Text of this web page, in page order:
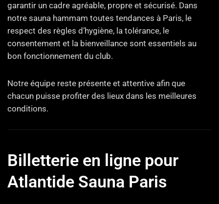
garantir un cadre agréable, propre et sécurisé. Dans
notre sauna hammam toutes tendances à Paris, le
respect des règles d’hygiène, la tolérance, le
consentement et la bienveillance sont essentiels au
bon fonctionnement du club.
Notre équipe reste présente et attentive afin que
chacun puisse profiter des lieux dans les meilleures
conditions.
Billetterie en ligne pour
Atlantide Sauna Paris